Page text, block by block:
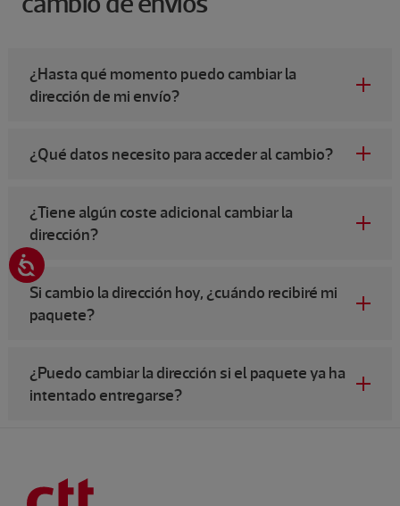
¿Hasta qué momento puedo cambiar la
dirección de mi envío?
¿Qué datos necesito para acceder al cambio?
¿Tiene algún coste adicional cambiar la
dirección?
Si cambio la dirección hoy, ¿cuándo recibiré mi
paquete?
¿Puedo cambiar la dirección si el paquete ya ha
intentado entregarse?